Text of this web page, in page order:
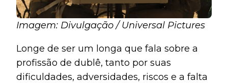
Imagem: Divulgação / Universal Pictures
Longe de ser um longa que fala sobre a
profissão de dublê, tanto por suas
dificuldades, adversidades, riscos e a falta